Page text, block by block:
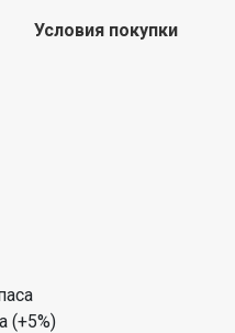
Условия покупки
(+5%)